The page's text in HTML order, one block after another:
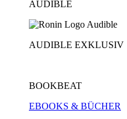
AUDIBLE
AUDIBLE EXKLUSIV
BOOKBEAT
EBOOKS & BÜCHER